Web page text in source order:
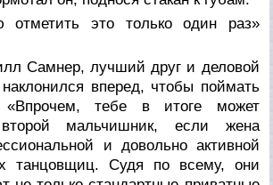
отметить это только один раз»
Самнер, лучший друг и деловой
вперед, чтобы поймать
«Впрочем, тебе в итоге может
второй мальчишник, если жена
и довольно активной
танцовщиц. Судя по всему, они